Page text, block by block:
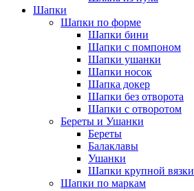
Шапки
Шапки по форме
Шапки бини
Шапки с помпоном
Шапки ушанки
Шапки носок
Шапка докер
Шапки без отворота
Шапки с отворотом
Береты и Ушанки
Береты
Балаклавы
Ушанки
Шапки крупной вязки
Шапки по маркам